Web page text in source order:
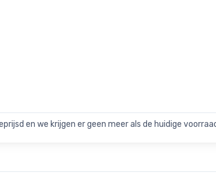
en we krijgen er geen meer als de huidige